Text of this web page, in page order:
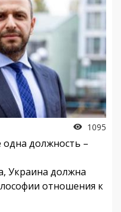
1095
должность –
Украина должна
отношения к